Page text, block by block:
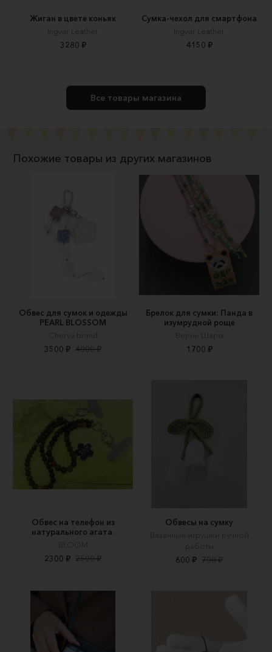
Жиган в цвете коньяк
Ingvar Leather
3280 ₽
Сумка-чехол для смартфона
Ingvar Leather
4150 ₽
Все товары магазина
Похожие товары из других магазинов
Обвес для сумок и одежды
PEARL BLOSSOM
Cherva brand
3500 ₽ 4000 ₽
Брелок для сумки: Панда в
изумрудной роще
Верин Шарм
1700 ₽
Обвес на телефон из
натурального агата.
BLOOM
2300 ₽ 2500 ₽
Обвесы на сумку
Вязанные игрушки ручной
работы
600 ₽ 700 ₽